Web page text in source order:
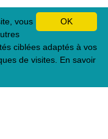
OK
vous
ciblées adaptés à vos
de visites. En savoir